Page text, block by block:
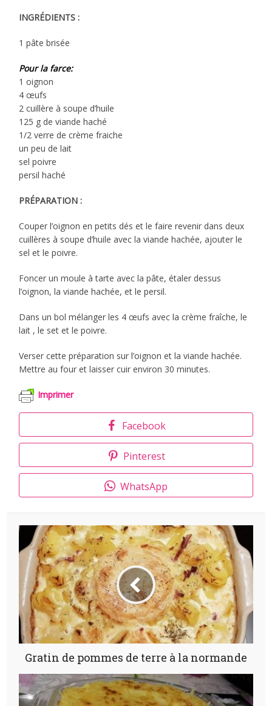
INGRÉDIENTS :
1 pâte brisée
Pour la farce:
1 oignon
4 œufs
2 cuillère à soupe d’huile
125 g de viande haché
1/2 verre de crème fraiche
un peu de lait
sel poivre
persil haché
PRÉPARATION :
Couper l’oignon en petits dés et le faire revenir dans deux
cuillères à soupe d’huile avec la viande hachée, ajouter le
sel et le poivre.
Foncer un moule à tarte avec la pâte, étaler dessus
l’oignon, la viande hachée, et le persil.
Dans un bol mélanger les 4 œufs avec la crème fraîche, le
lait , le set et le poivre.
Verser cette préparation sur l’oignon et la viande hachée.
Mettre au four et laisser cuir environ 30 minutes.
Imprimer
Facebook
Pinterest
WhatsApp
Gratin de pommes de terre à la normande